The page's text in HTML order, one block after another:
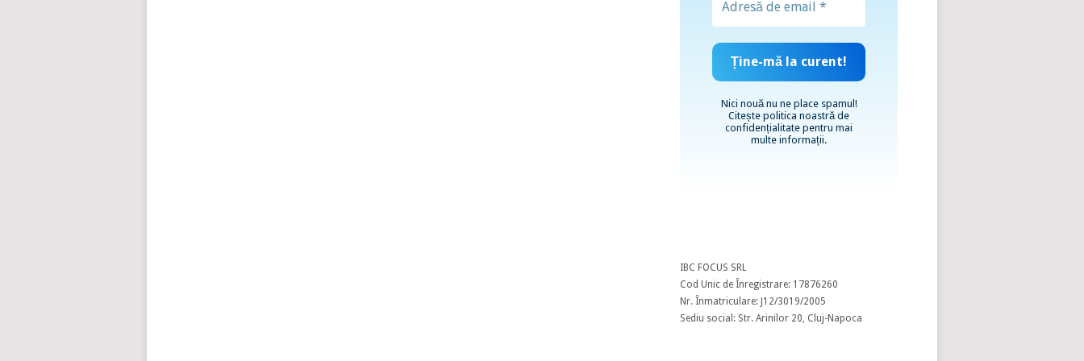
Nici nouă nu ne place spamul!
Citește politica noastră de
confidențialitate pentru mai
multe informații.
IBC FOCUS SRL
Cod Unic de Înregistrare: 17876260
Nr. Înmatriculare: J12/3019/2005
Sediu social: Str. Arinilor 20, Cluj-Napoca